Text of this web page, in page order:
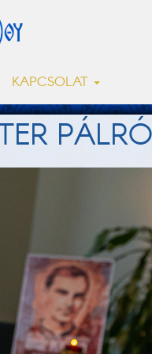
KAPCSOLAT